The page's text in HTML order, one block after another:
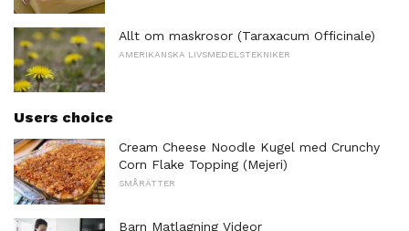
Allt om maskrosor (Taraxacum Officinale)
AMERIKANSKA LIVSMEDELSTEKNIKER
Users choice
Cream Cheese Noodle Kugel med Crunchy
Corn Flake Topping (Mejeri)
SMÅRÄTTER
Barn Matlagning Videor